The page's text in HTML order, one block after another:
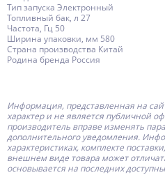
Тип запуска Электронный
Топливный бак, л 27
Частота, Гц 50
Ширина упаковки, мм 580
Страна производства Китай
Родина бренда Россия
Информация, представленная на
характер и не является публичной
производитель вправе изменять
дополнительного уведомления.
характеристиках, комплекте
внешнем виде товара может
основывается на последних